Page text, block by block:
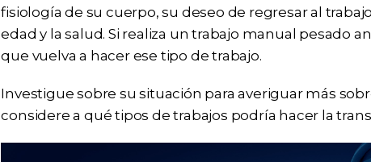
fisiología de su cuerpo, su deseo de regresar al
edad y la salud. Si realiza un trabajo manual pesado
que vuelva a hacer ese tipo de trabajo.
Investigue sobre su situación para averiguar más
considere a qué tipos de trabajos podría hacer la